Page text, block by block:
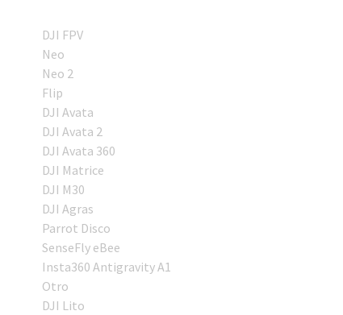
DJI FPV
Neo
Neo 2
Flip
DJI Avata
DJI Avata 2
DJI Avata 360
DJI Matrice
DJI M30
DJI Agras
Parrot Disco
SenseFly eBee
Insta360 Antigravity A1
Otro
DJI Lito